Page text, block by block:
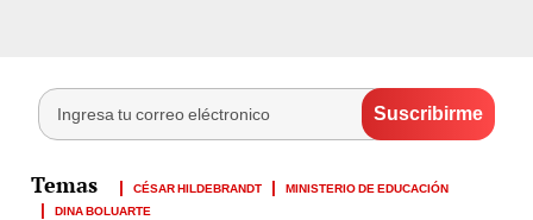
CÉSAR HILDEBRANDT
MINISTERIO DE EDUCACIÓN
DINA BOLUARTE